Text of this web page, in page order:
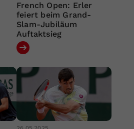
French Open: Erler
feiert beim Grand-
Slam-Jubiläum
Auftaktsieg